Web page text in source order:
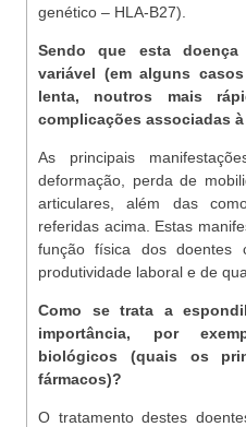
genético – HLA-B27).
Sendo que esta doença
variável (em alguns
lenta, noutros mais
complicações associadas
As principais
deformação, perda de
articulares, além das
referidas acima. Estas
função física dos doentes
produtividade laboral e de
Como se trata a
importância, por
biológicos (quais os
fármacos)?
O tratamento destes